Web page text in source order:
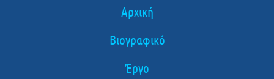
Αρχική
Βιογραφικό
Έργο